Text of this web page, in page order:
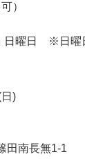
）
日曜日 ※日曜
日 )
田南長無1-1